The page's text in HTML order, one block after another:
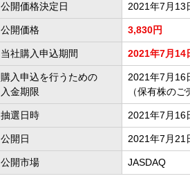
公開価格決定日 2021年7月13
公開価格 3,830円
当社購入申込期間 2021年7月14
購入申込を行うための
入金期限
2021年7月16
（保有株の
抽選日時 2021年7月16
公開日 2021年7月21
公開市場 JASDAQ